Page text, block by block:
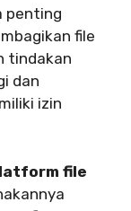
penting
file
tindakan
dan
izin
file